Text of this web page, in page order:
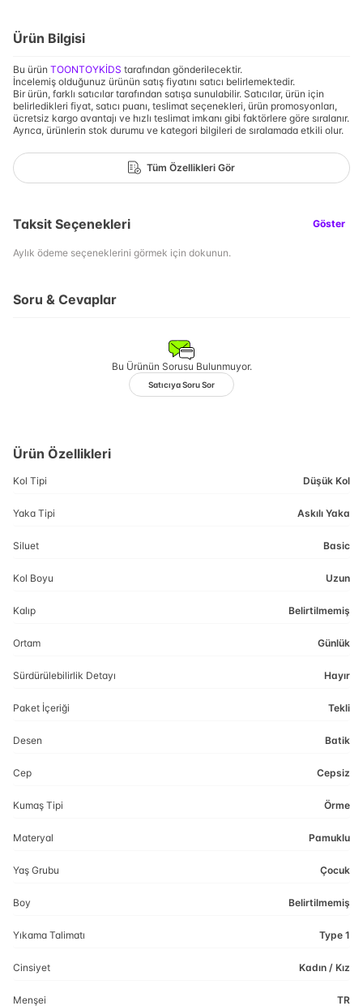
Ürün Bilgisi
Bu ürün TOONTOYKİDS tarafından gönderilecektir.
İncelemiş olduğunuz ürünün satış fiyatını satıcı belirlemektedir.
Bir ürün, farklı satıcılar tarafından satışa sunulabilir. Satıcılar, ürün için
belirledikleri fiyat, satıcı puanı, teslimat seçenekleri, ürün promosyonları,
ücretsiz kargo avantajı ve hızlı teslimat imkanı gibi faktörlere göre sıralanır.
Ayrıca, ürünlerin stok durumu ve kategori bilgileri de sıralamada etkili olur.
Tüm Özellikleri Gör
Taksit Seçenekleri Göster
Aylık ödeme seçeneklerini görmek için dokunun.
Soru & Cevaplar
Bu Ürünün Sorusu Bulunmuyor.
Satıcıya Soru Sor
Ürün Özellikleri
Kol Tipi Düşük Kol
Yaka Tipi Askılı Yaka
Siluet Basic
Kol Boyu Uzun
Kalıp Belirtilmemiş
Ortam Günlük
Sürdürülebilirlik Detayı Hayır
Paket İçeriği Tekli
Desen Batik
Cep Cepsiz
Kumaş Tipi Örme
Materyal Pamuklu
Yaş Grubu Çocuk
Boy Belirtilmemiş
Yıkama Talimatı Type 1
Cinsiyet Kadın / Kız
Menşei TR